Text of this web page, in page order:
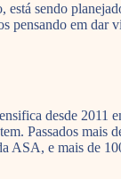
sendo
pensando em
desde 2011
Passados mais
ASA, e mais de